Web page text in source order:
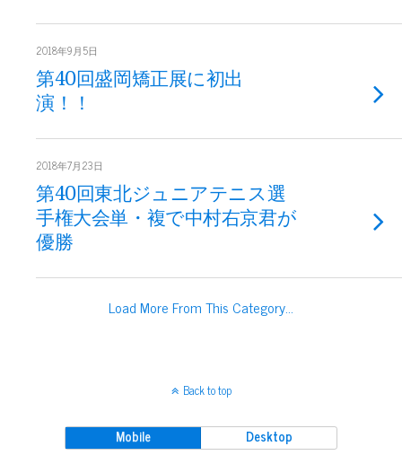
2018年9月5日
第40回盛岡矯正展に初出
演！！
2018年7月23日
第40回東北ジュニアテニス選
手権大会単・複で中村右京君が
優勝
Load More From This Category…
Back to top
Mobile Desktop